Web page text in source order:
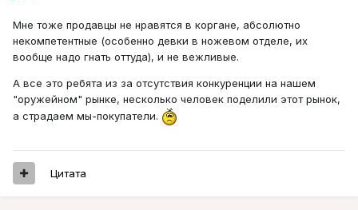
Мне тоже продавцы не нравятся в коргане, абсолютно
некомпетентные (особенно девки в ножевом отделе, их
вообще надо гнать оттуда), и не вежливые.
А все это ребята из за отсутствия конкуренции на нашем
"оружейном" рынке, несколько человек поделили этот рынок,
а страдаем мы-покупатели.
Цитата